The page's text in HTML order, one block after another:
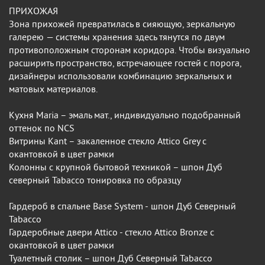
ПРИХОЖАЯ
Зона прихожей превратилась в сияющую, зеркальную
галерею — системы хранения здесь тянутся по двум
противоположным сторонам коридора. Чтобы визуально
расширить пространство, встречающее гостей с порога,
дизайнеры использовали комбинацию зеркальных и
матовых материалов.
Кухня Maria – эмаль мат., индивидуально подобранный
оттенок по NCS
Витрины Kant – закаленное стекло Attico Grey с
окантовкой в цвет рамки
Колонны с крупной бытовой техникой – шпон Дуб
северный Tabacco тонировка по образцу
Гардероб в спальне Base System - шпон Дуб Северный
Tabacco
Гардеробные двери Attico - cтекло Attico Bronze с
окантовкой в цвет рамки
Туалетный столик – шпон Дуб Северный Tabacco